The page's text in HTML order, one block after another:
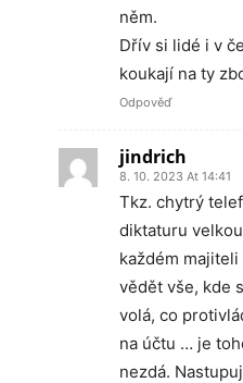
něm.
Dřív si lidé i v
koukají na ty
Odpověď
jindrich
8. 10. 2023 At 14:41
Tkz. chytrý
diktaturu
každém
vědět vše, kde
volá, co
na účtu … je
nezdá.